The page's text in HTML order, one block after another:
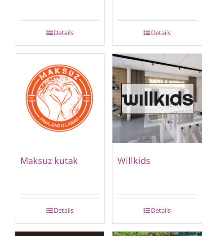
Details Details
Maksuz kutak
Details
Willkids
Details